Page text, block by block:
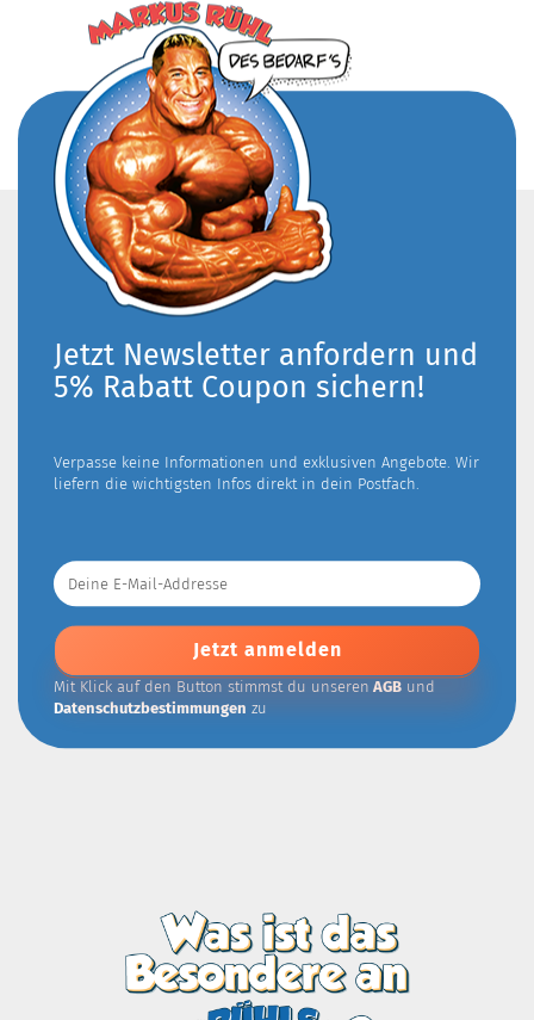
Jetzt Newsletter anfordern und
5% Rabatt Coupon sichern!
Verpasse keine Informationen und exklusiven Angebote. Wir
liefern die wichtigsten Infos direkt in dein Postfach.
Deine
E-
Mail-
Addresse
Mit Klick auf den Button stimmst du unseren AGB und
Datenschutzbestimmungen zu